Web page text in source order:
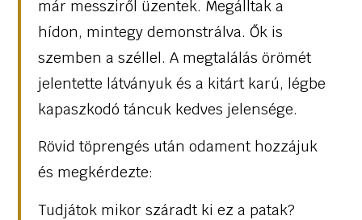
már messziről üzentek. Megálltak a
hídon, mintegy demonstrálva. Ők is
szemben a széllel. A megtalálás örömét
jelentette látványuk és a kitárt karú, légbe
kapaszkodó táncuk kedves jelensége.
Rövid töprengés után odament hozzájuk
és megkérdezte:
Tudjátok mikor száradt ki ez a patak?